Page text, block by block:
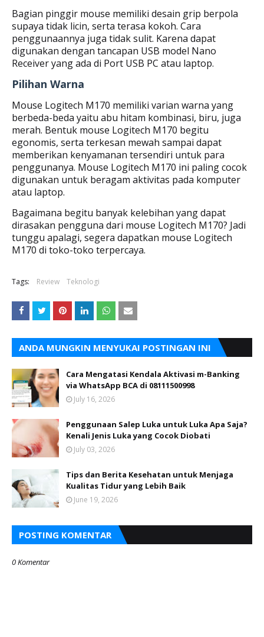
Bagian pinggir mouse memiliki desain grip berpola
supaya tidak licin, serta terasa kokoh. Cara
penggunaannya juga tidak sulit. Karena dapat
digunakan dengan tancapan USB model Nano
Receiver yang ada di Port USB PC atau laptop.
Pilihan Warna
Mouse Logitech M170 memiliki varian warna yang
berbeda-beda yaitu abu hitam kombinasi, biru, juga
merah. Bentuk mouse Logitech M170 begitu
egonomis, serta terkesan mewah sampai dapat
memberikan kenyamanan tersendiri untuk para
penggunanya. Mouse Logitech M170 ini paling cocok
digunakan untuk beragam aktivitas pada komputer
atau laptop.
Bagaimana begitu banyak kelebihan yang dapat
dirasakan pengguna dari mouse Logitech M170? Jadi
tunggu apalagi, segera dapatkan mouse Logitech
M170 di toko-toko terpercaya.
Tags: Review Teknologi
ANDA MUNGKIN MENYUKAI POSTINGAN INI
Cara Mengatasi Kendala Aktivasi m-Banking
via WhatsApp BCA di 08111500998
July 16, 2026
Penggunaan Salep Luka untuk Luka Apa Saja?
Kenali Jenis Luka yang Cocok Diobati
July 03, 2026
Tips dan Berita Kesehatan untuk Menjaga
Kualitas Tidur yang Lebih Baik
June 19, 2026
POSTING KOMENTAR
0 Komentar